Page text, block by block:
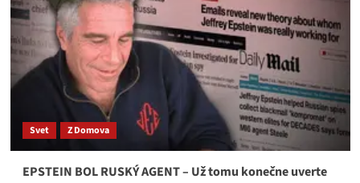
Svet Z Domova
EPSTEIN BOL RUSKÝ AGENT – Už tomu konečne uverte